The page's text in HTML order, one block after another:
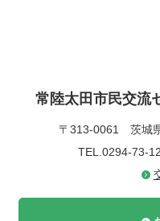
常陸太田市民交流
〒313-0061 茨城
TEL.0294-73-